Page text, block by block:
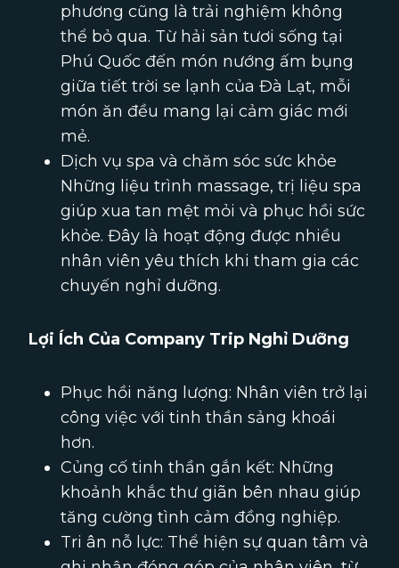
phương cũng là trải nghiệm không
thể bỏ qua. Từ hải sản tươi sống tại
Phú Quốc đến món nướng ấm bụng
giữa tiết trời se lạnh của Đà Lạt, mỗi
món ăn đều mang lại cảm giác mới
mẻ.
Dịch vụ spa và chăm sóc sức khỏe
Những liệu trình massage, trị liệu spa
giúp xua tan mệt mỏi và phục hồi sức
khỏe. Đây là hoạt động được nhiều
nhân viên yêu thích khi tham gia các
chuyến nghỉ dưỡng.
Lợi Ích Của Company Trip Nghỉ Dưỡng
Phục hồi năng lượng: Nhân viên trở lại
công việc với tinh thần sảng khoái
hơn.
Củng cố tinh thần gắn kết: Những
khoảnh khắc thư giãn bên nhau giúp
tăng cường tình cảm đồng nghiệp.
Tri ân nỗ lực: Thể hiện sự quan tâm và